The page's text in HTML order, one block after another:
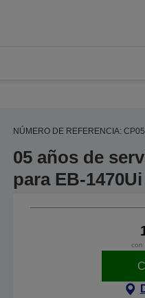
NÚMERO DE REFERENCIA:
05 años de
para EB-1470Ui
con